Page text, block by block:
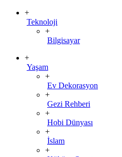
+
Teknoloji
+
Bilgisayar
+
Yaşam
+
Ev Dekorasyon
+
Gezi Rehberi
+
Hobi Dünyası
+
İslam
+